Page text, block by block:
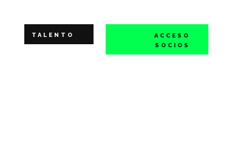
TALENTO
ACCESO
SOCIOS